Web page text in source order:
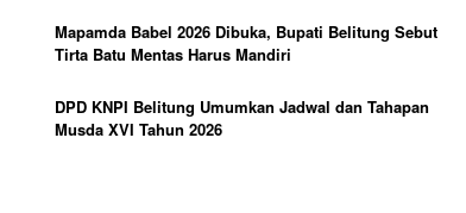
Mapamda Babel 2026 Dibuka, Bupati Belitung Sebut
Tirta Batu Mentas Harus Mandiri
DPD KNPI Belitung Umumkan Jadwal dan Tahapan
Musda XVI Tahun 2026